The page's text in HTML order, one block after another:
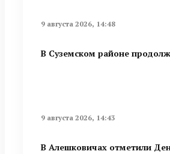
9 августа 2026, 14:48
В Суземском районе
9 августа 2026, 14:43
В Алешковичах отметили